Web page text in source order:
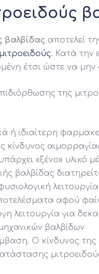
βαλβίδας αποτελεί
. Κατά την
έτσι ώστε να μην
της
ή ιδιαίτερη
κίνδυνος
«ξένο» υλικό
βαλβίδας
αφού
λειτουργία για
βαλβίδων
Ο κίνδυνος της